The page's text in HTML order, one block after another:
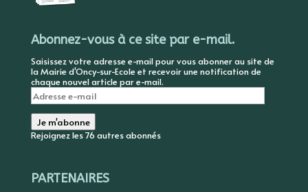
Abonnez-vous à ce site par e-mail.
Saisissez votre adresse e-mail pour vous abonner au site de
la Mairie d'Oncy-sur-Ecole et recevoir une notification de
chaque nouvel article par e-mail.
Adresse
e-
mail
Je m'abonne
Rejoignez les 76 autres abonnés
PARTENAIRES